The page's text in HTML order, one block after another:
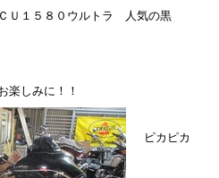
Ｕ１５８０ウルトラ 人気の黒
楽しみに！！
ピカピカ